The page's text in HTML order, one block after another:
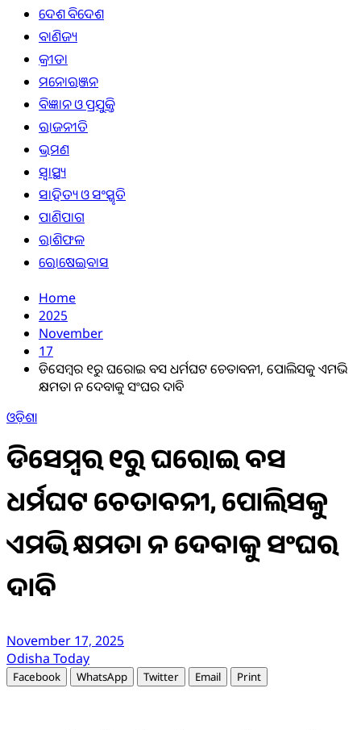
ଦେଶ ବିଦେଶ
ବାଣିଜ୍ୟ
କ୍ରୀଡା
ମନୋରଞ୍ଜନ
ବିଜ୍ଞାନ ଓ ପ୍ରଯୁକ୍ତି
ରାଜନୀତି
ଭ୍ରମଣ
ସ୍ୱାସ୍ଥ୍ୟ
ସାହିତ୍ୟ ଓ ସଂସ୍କୃତି
ପାଣିପାଗ
ରାଶିଫଳ
ରୋଷେଇବାସ
Home
2025
November
17
ଡିସେମ୍ବର ୧ରୁ ଘରୋଇ ବସ ଧର୍ମଘଟ ଚେତାବନୀ, ପୋଲିସକୁ ଏମଭି
କ୍ଷମତା ନ ଦେବାକୁ ସଂଘର ଦାବି
ଓଡ଼ିଶା
ଡିସେମ୍ବର ୧ରୁ ଘରୋଇ ବସ
ଧର୍ମଘଟ ଚେତାବନୀ, ପୋଲିସକୁ
ଏମଭି କ୍ଷମତା ନ ଦେବାକୁ ସଂଘର
ଦାବି
November 17, 2025
Odisha Today
Facebook WhatsApp Twitter Email Print